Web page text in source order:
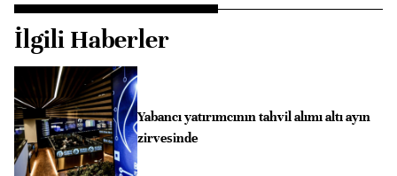
İlgili Haberler
Yabancı yatırımcının tahvil alımı altı ayın
zirvesinde